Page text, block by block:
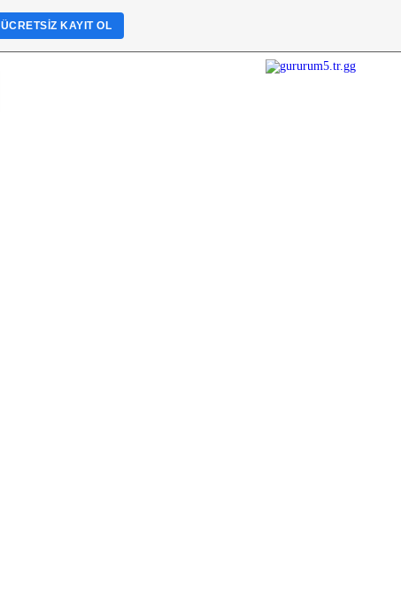
ÜCRETSIZ KAYIT OL